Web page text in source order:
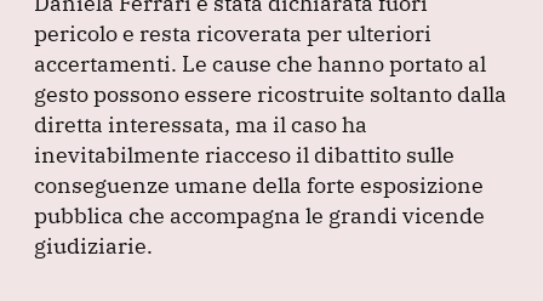
pericolo e resta ricoverata per ulteriori
accertamenti. Le cause che hanno portato al
gesto possono essere ricostruite soltanto dalla
diretta interessata, ma il caso ha
inevitabilmente riacceso il dibattito sulle
conseguenze umane della forte esposizione
pubblica che accompagna le grandi vicende
giudiziarie.